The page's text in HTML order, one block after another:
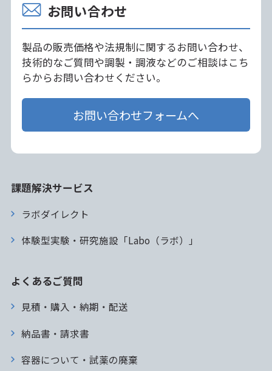
お問い合わせ
製品の販売価格や法規制に関するお問い合わせ、
技術的なご質問や調製・調液などのご相談はこち
らからお問い合わせください。
お問い合わせフォームへ
課題解決サービス
ラボダイレクト
体験型実験・研究施設「Labo（ラボ）」
よくあるご質問
見積・購入・納期・配送
納品書・請求書
容器について・試薬の廃棄